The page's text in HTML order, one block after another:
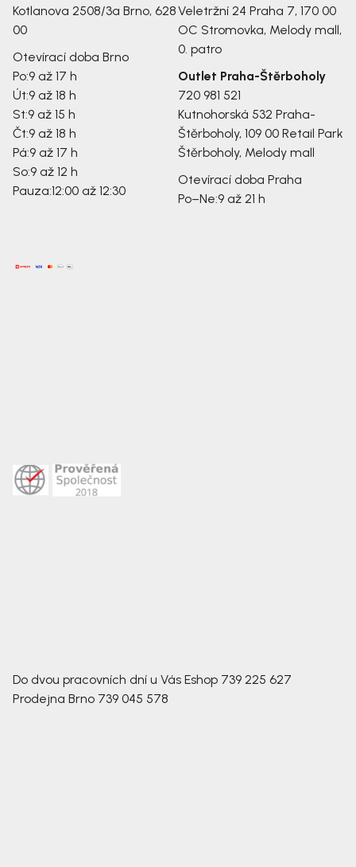
Kotlanova 2508/3a Brno, 628
00
Otevírací doba Brno
Po:9 až 17 h
Út:9 až 18 h
St:9 až 15 h
Čt:9 až 18 h
Pá:9 až 17 h
So:9 až 12 h
Pauza:12:00 až 12:30
Veletržní 24 Praha 7, 170 00
OC Stromovka, Melody mall,
0. patro
Outlet Praha-Štěrboholy
720 981 521
Kutnohorská 532 Praha-
Štěrboholy, 109 00 Retail Park
Štěrboholy, Melody mall
Otevírací doba Praha
Po–Ne:9 až 21 h
Do dvou pracovních dní u Vás Eshop 739 225 627
Prodejna Brno 739 045 578